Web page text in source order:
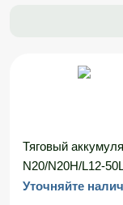
Тяговый
N20/N20H/L12-
Уточняйте